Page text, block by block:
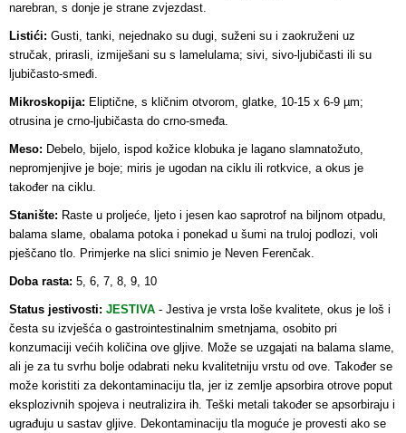
narebran, s donje je strane zvjezdast.
Listići: Gusti, tanki, nejednako su dugi, suženi su i zaokruženi uz
stručak, prirasli, izmiješani su s lamelulama; sivi, sivo-ljubičasti ili su
ljubičasto-smeđi.
Mikroskopija: Eliptične, s kličnim otvorom, glatke, 10-15 x 6-9 µm;
otrusina je crno-ljubičasta do crno-smeđa.
Meso: Debelo, bijelo, ispod kožice klobuka je lagano slamnatožuto,
nepromjenjive je boje; miris je ugodan na ciklu ili rotkvice, a okus je
također na ciklu.
Stanište: Raste u proljeće, ljeto i jesen kao saprotrof na biljnom otpadu,
balama slame, obalama potoka i ponekad u šumi na truloj podlozi, voli
pješčano tlo. Primjerke na slici snimio je Neven Ferenčak.
Doba rasta: 5, 6, 7, 8, 9, 10
Status jestivosti: JESTIVA - Jestiva je vrsta loše kvalitete, okus je loš i
česta su izvješća o gastrointestinalnim smetnjama, osobito pri
konzumaciji većih količina ove gljive. Može se uzgajati na balama slame,
ali je za tu svrhu bolje odabrati neku kvalitetniju vrstu od ove. Također se
može koristiti za dekontaminaciju tla, jer iz zemlje apsorbira otrove poput
eksplozivnih spojeva i neutralizira ih. Teški metali također se apsorbiraju i
ugrađuju u sastav gljive. Dekontaminaciju tla moguće je provesti ako se